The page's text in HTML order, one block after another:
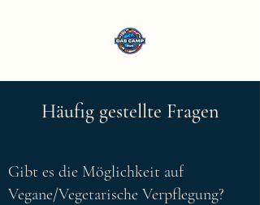
Häufig gestellte Fragen
Gibt es die Möglichkeit auf
Vegane/Vegetarische Verpflegung?